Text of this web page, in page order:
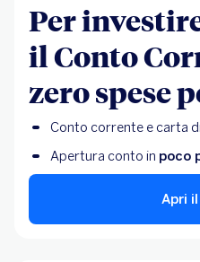
Per
il Conto
zero spese
Conto corrente e carta
Apertura conto in poco
Apri